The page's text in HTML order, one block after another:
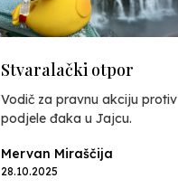
Stvaralački otpor
Vodič za pravnu akciju protiv
podjele đaka u Jajcu.
Mervan Miraščija
28.10.2025